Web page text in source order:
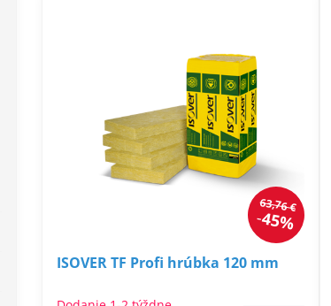
63,76 €
45%
ISOVER TF Profi hrúbka 120 mm